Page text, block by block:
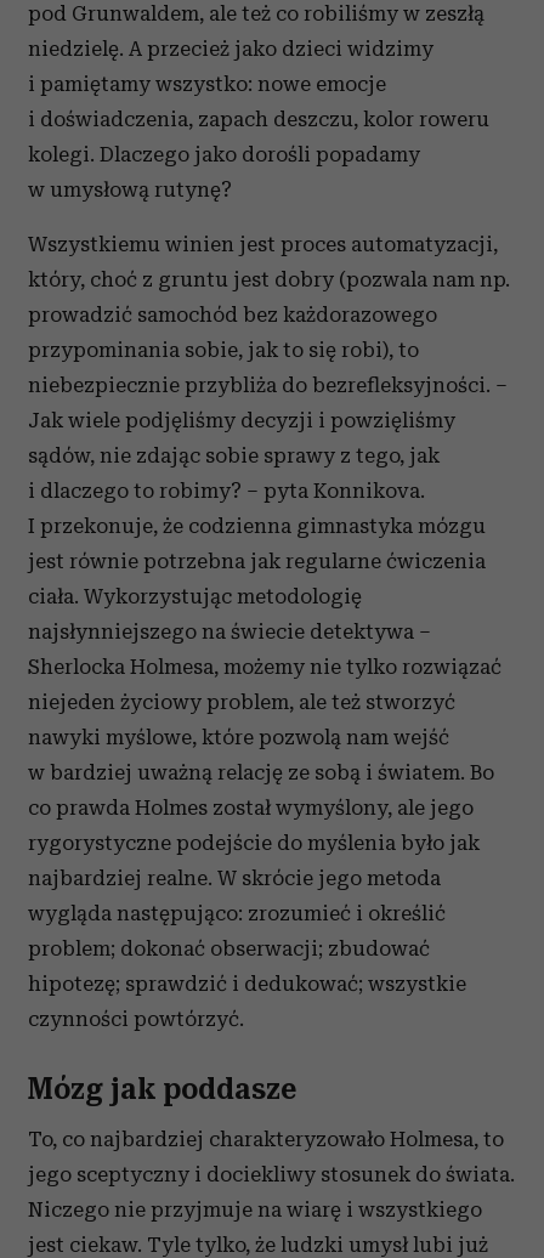
pod Grunwaldem, ale też co robiliśmy w zeszłą
niedzielę. A przecież jako dzieci widzimy
i pamiętamy wszystko: nowe emocje
i doświadczenia, zapach deszczu, kolor roweru
kolegi. Dlaczego jako dorośli popadamy
w umysłową rutynę?
Wszystkiemu winien jest proces automatyzacji,
który, choć z gruntu jest dobry (pozwala nam np.
prowadzić samochód bez każdorazowego
przypominania sobie, jak to się robi), to
niebezpiecznie przybliża do bezrefleksyjności. –
Jak wiele podjęliśmy decyzji i powzięliśmy
sądów, nie zdając sobie sprawy z tego, jak
i dlaczego to robimy? – pyta Konnikova.
I przekonuje, że codzienna gimnastyka mózgu
jest równie potrzebna jak regularne ćwiczenia
ciała. Wykorzystując metodologię
najsłynniejszego na świecie detektywa –
Sherlocka Holmesa, możemy nie tylko rozwiązać
niejeden życiowy problem, ale też stworzyć
nawyki myślowe, które pozwolą nam wejść
w bardziej uważną relację ze sobą i światem. Bo
co prawda Holmes został wymyślony, ale jego
rygorystyczne podejście do myślenia było jak
najbardziej realne. W skrócie jego metoda
wygląda następująco: zrozumieć i określić
problem; dokonać obserwacji; zbudować
hipotezę; sprawdzić i dedukować; wszystkie
czynności powtórzyć.
Mózg jak poddasze
To, co najbardziej charakteryzowało Holmesa, to
jego sceptyczny i dociekliwy stosunek do świata.
Niczego nie przyjmuje na wiarę i wszystkiego
jest ciekaw. Tyle tylko, że ludzki umysł lubi już